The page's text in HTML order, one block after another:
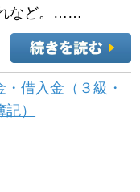
など。……
・借入金（３級・
）